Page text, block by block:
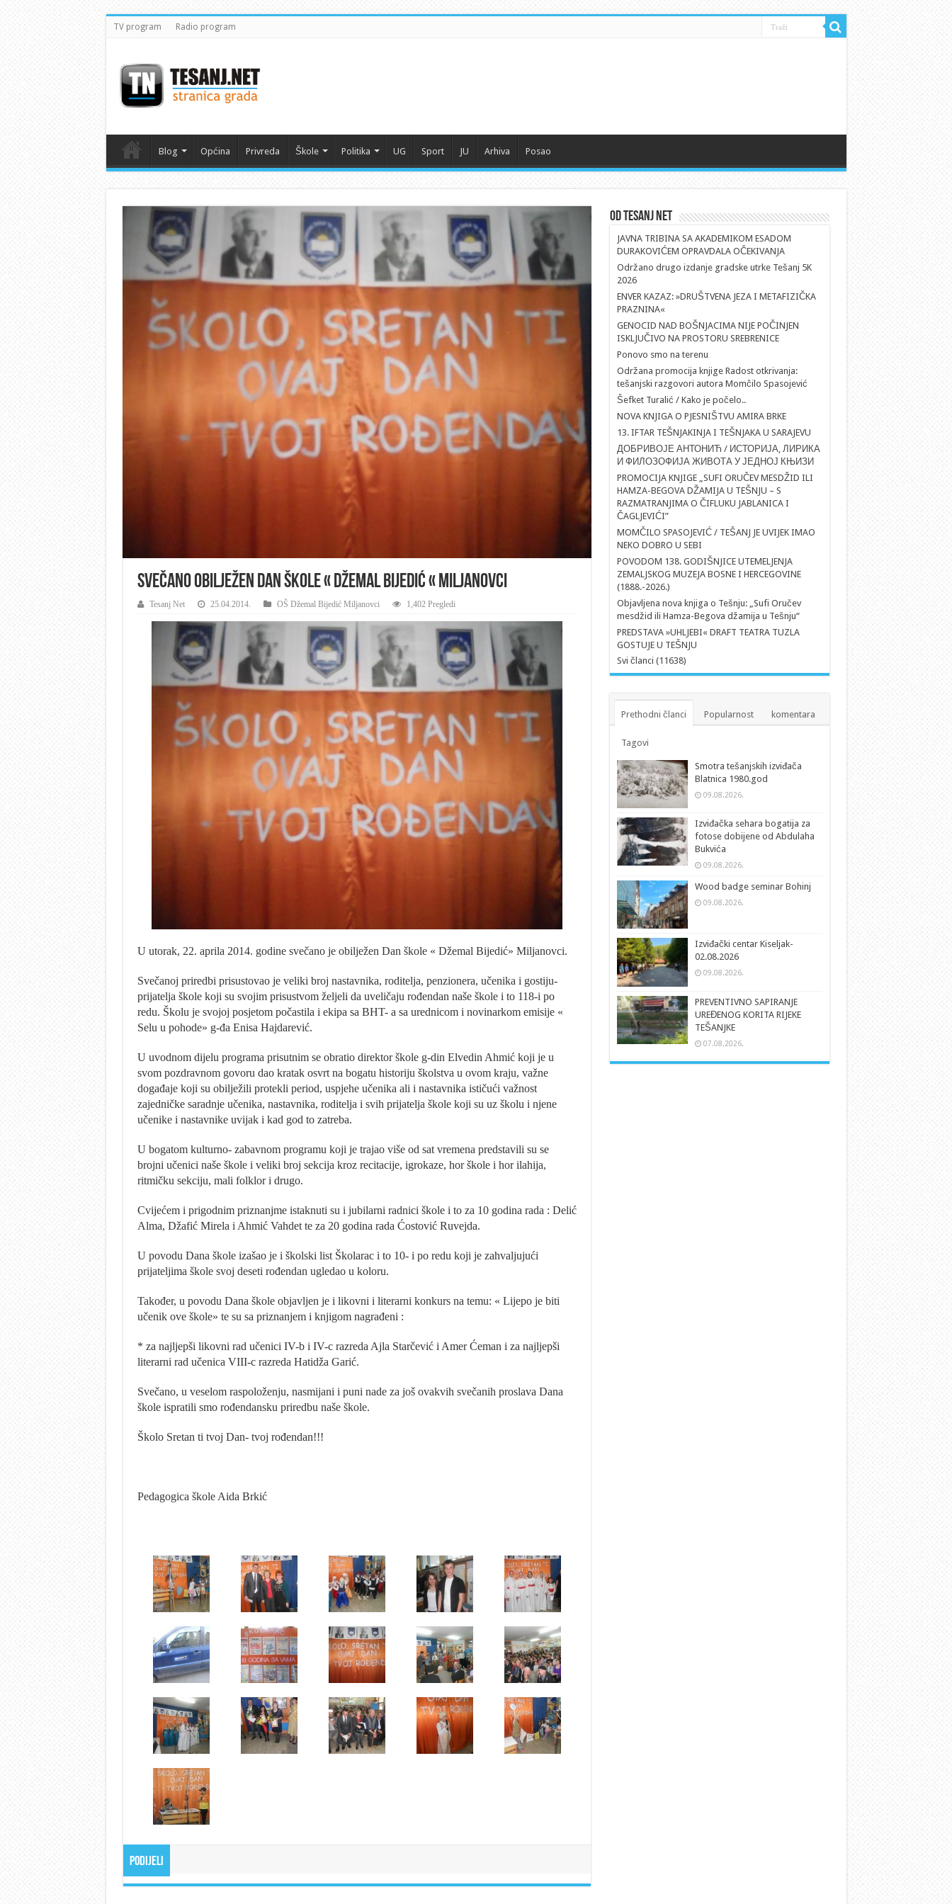
TV program Radio program
Blog Općina Privreda Škole Politika UG Sport JU Arhiva Posao
SVEČANO OBILJEŽEN DAN ŠKOLE « DŽEMAL BIJEDIĆ « MILJANOVCI
Tesanj Net 25.04.2014. OŠ Džemal Bijedić Miljanovci 1,402 Pregledi
U utorak, 22. aprila 2014. godine svečano je obilježen Dan škole « Džemal Bijedić» Miljanovci.
Svečanoj priredbi prisustovao je veliki broj nastavnika, roditelja, penzionera, učenika i gostiju-
prijatelja škole koji su svojim prisustvom željeli da uveličaju rođendan naše škole i to 118-i po
redu. Školu je svojoj posjetom počastila i ekipa sa BHT- a sa urednicom i novinarkom emisije «
Selu u pohode» g-đa Enisa Hajdarević.
U uvodnom dijelu programa prisutnim se obratio direktor škole g-din Elvedin Ahmić koji je u
svom pozdravnom govoru dao kratak osvrt na bogatu historiju školstva u ovom kraju, važne
događaje koji su obilježili protekli period, uspjehe učenika ali i nastavnika ističući važnost
zajedničke saradnje učenika, nastavnika, roditelja i svih prijatelja škole koji su uz školu i njene
učenike i nastavnike uvijak i kad god to zatreba.
U bogatom kulturno- zabavnom programu koji je trajao više od sat vremena predstavili su se
brojni učenici naše škole i veliki broj sekcija kroz recitacije, igrokaze, hor škole i hor ilahija,
ritmičku sekciju, mali folklor i drugo.
Cvijećem i prigodnim priznanjme istaknuti su i jubilarni radnici škole i to za 10 godina rada : Delić
Alma, Džafić Mirela i Ahmić Vahdet te za 20 godina rada Ćostović Ruvejda.
U povodu Dana škole izašao je i školski list Školarac i to 10- i po redu koji je zahvaljujući
prijateljima škole svoj deseti rođendan ugledao u koloru.
Također, u povodu Dana škole objavljen je i likovni i literarni konkurs na temu: « Lijepo je biti
učenik ove škole» te su sa priznanjem i knjigom nagrađeni :
* za najljepši likovni rad učenici IV-b i IV-c razreda Ajla Starčević i Amer Ćeman i za najljepši
literarni rad učenica VIII-c razreda Hatidža Garić.
Svečano, u veselom raspoloženju, nasmijani i puni nade za još ovakvih svečanih proslava Dana
škole ispratili smo rođendansku priredbu naše škole.
Školo Sretan ti tvoj Dan- tvoj rođendan!!!
Pedagogica škole Aida Brkić
Podijeli
Od Tesanj Net
JAVNA TRIBINA SA AKADEMIKOM ESADOM
DURAKOVIĆEM OPRAVDALA OČEKIVANJA
Održano drugo izdanje gradske utrke Tešanj 5K
2026
ENVER KAZAZ: »DRUŠTVENA JEZA I METAFIZIČKA
PRAZNINA«
GENOCID NAD BOŠNJACIMA NIJE POČINJEN
ISKLJUČIVO NA PROSTORU SREBRENICE
Ponovo smo na terenu
Održana promocija knjige Radost otkrivanja:
tešanjski razgovori autora Momčilo Spasojević
Šefket Turalić / Kako je počelo..
NOVA KNJIGA O PJESNIŠTVU AMIRA BRKE
13. IFTAR TEŠNJAKINJA I TEŠNJAKA U SARAJEVU
ДОБРИВОЈЕ АНТОНИЋ / ИСТОРИЈА, ЛИРИКА
И ФИЛОЗОФИЈА ЖИВОТА У ЈЕДНОЈ КЊИЗИ
PROMOCIJA KNJIGE „SUFI ORUČEV MESDŽID ILI
HAMZA-BEGOVA DŽAMIJA U TEŠNJU – S
RAZMATRANJIMA O ČIFLUKU JABLANICA I
ČAGLJEVIĆI”
MOMČILO SPASOJEVIĆ / TEŠANJ JE UVIJEK IMAO
NEKO DOBRO U SEBI
POVODOM 138. GODIŠNJICE UTEMELJENJA
ZEMALJSKOG MUZEJA BOSNE I HERCEGOVINE
(1888.-2026.)
Objavljena nova knjiga o Tešnju: „Sufi Oručev
mesdžid ili Hamza-Begova džamija u Tešnju“
PREDSTAVA »UHLJEBI« DRAFT TEATRA TUZLA
GOSTUJE U TEŠNJU
Svi članci (11638)
Prethodni članci Popularnost komentara
Tagovi
Smotra tešanjskih izviđača
Blatnica 1980.god
09.08.2026.
Izviđačka sehara bogatija za
fotose dobijene od Abdulaha
Bukvića
09.08.2026.
Wood badge seminar Bohinj
09.08.2026.
Izviđački centar Kiseljak-
02.08.2026
09.08.2026.
PREVENTIVNO SAPIRANJE
UREĐENOG KORITA RIJEKE
TEŠANJKE
07.08.2026.